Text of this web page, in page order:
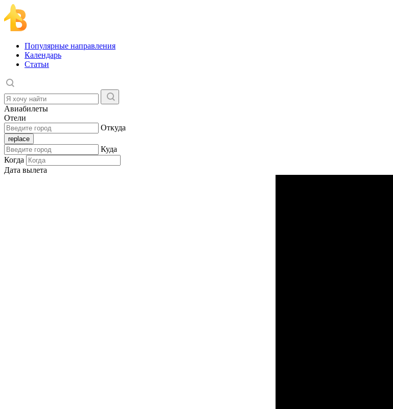
Популярные направления
Календарь
Статьи
Авиабилеты
Отели
Откуда
Куда
Когда
Дата вылета